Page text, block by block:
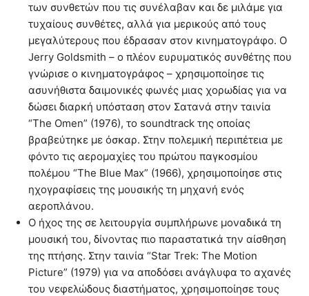
των συνθετών που τις συνέλαβαν και δε μιλάμε για
τυχαίους συνθέτες, αλλά για μερικούς από τους
μεγαλύτερους που έδρασαν στον κινηματογράφο. Ο
Jerry Goldsmith – ο πλέον ευρυματικός συνθέτης που
γνώρισε ο κινηματογράφος – χρησιμοποίησε τις
ασυνήθιστα δαιμονικές φωνές μιας χορωδίας για να
δώσει διαρκή υπόσταση στον Σατανά στην ταινία
“The Omen” (1976), το soundtrack της οποίας
βραβεύτηκε με όσκαρ. Στην πολεμική περιπέτεια με
φόντο τις αερομαχίες του πρώτου παγκοσμίου
πολέμου “The Blue Max” (1966), χρησιμοποίησε στις
ηχογραφίσεις της μουσικής τη μηχανή ενός
αεροπλάνου.
Ο ήχος της σε λειτουργία συμπλήρωνε μοναδικά τη
μουσική του, δίνοντας πιο παραστατικά την αίσθηση
της πτήσης. Στην ταινία “Star Trek: The Motion
Picture” (1979) για να αποδόσει ανάγλυφα το αχανές
του νεφελώδους διαστήματος, χρησιμοποίησε τους